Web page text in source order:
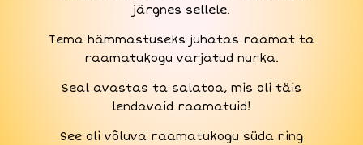
järgnes sellele.
Tema hämmastuseks juhatas raamat ta
raamatukogu varjatud nurka.
Seal avastas ta salatoa, mis oli täis
lendavaid raamatuid!
See oli võluva raamatukogu süda ning